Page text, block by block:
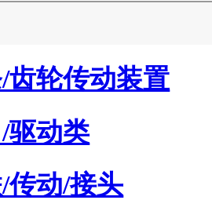
齿轮传动装置
驱动类
传动/接头